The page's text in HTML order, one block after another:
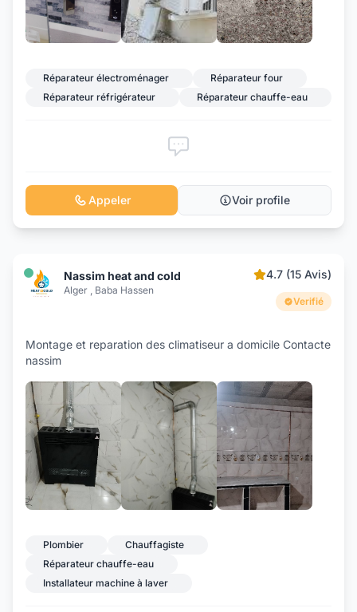
Réparateur électroménager
Réparateur four
Réparateur réfrigérateur
Réparateur chauffe-eau
Appeler Voir profile
Nassim heat and cold
Alger , Baba Hassen
4.7 (15 Avis)
Verifié
Montage et reparation des climatiseur a domicile Contacte
nassim
Plombier
Chauffagiste
Réparateur chauffe-eau
Installateur machine à laver